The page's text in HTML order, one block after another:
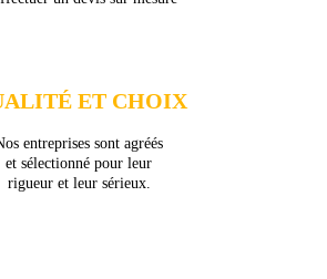
ET CHOIX
entreprises sont agréés
et sélectionné pour leur
rigueur et leur sérieux.